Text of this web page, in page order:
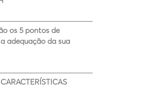
os 5 pontos de
adequação da sua